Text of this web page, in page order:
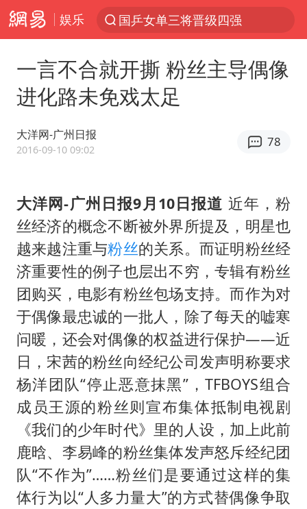
娱乐
国乒女单三将晋级四强
光影经济撬动暑期消费新蓝海
马克·艾伦退出斯诺克中国公开赛
上四休三，但降薪1000元，你接受吗？
央视新主播李秋莹孙亚鹏亮相
酒店回应车内过夜被收150元
黄金牛市回来了吗
杭州全市有序停课
商场现钱学森巨幅海报 负责人回应
36岁男演员成景区NPC后人气爆棚
全民健身事业高质量发展
台当局重金为“台独”织“皇帝新衣”
几元成本的AI广告导致千万市值蒸发
老挝国会主席赛宋蓬逝世
夏日经济乘“热”而上 消费市场向“新”而行
乐享全民健身 共筑健康中国
一言不合就开撕 粉丝主导偶像
进化路未免戏太足
大洋网-广州日报
2016-09-10 09:02
78
大洋网-广州日报9月10日报道 近年，粉
丝经济的概念不断被外界所提及，明星也
越来越注重与粉丝的关系。而证明粉丝经
济重要性的例子也层出不穷，专辑有粉丝
团购买，电影有粉丝包场支持。而作为对
于偶像最忠诚的一批人，除了每天的嘘寒
问暖，还会对偶像的权益进行保护——近
日，宋茜的粉丝向经纪公司发声明称要求
杨洋团队“停止恶意抹黑”，TFBOYS组合
成员王源的粉丝则宣布集体抵制电视剧
《我们的少年时代》里的人设，加上此前
鹿晗、李易峰的粉丝集体发声怒斥经纪团
队“不作为”……粉丝们是要通过这样的集
体行为以“人多力量大”的方式替偶像争取